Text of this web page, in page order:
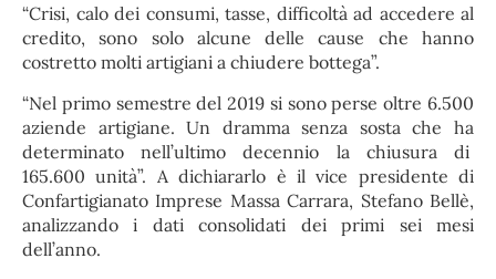
“Crisi, calo dei consumi, tasse, difficoltà ad accedere al
credito, sono solo alcune delle cause che hanno
costretto molti artigiani a chiudere bottega”.
“Nel primo semestre del 2019 si sono perse oltre 6.500
aziende artigiane. Un dramma senza sosta che ha
determinato nell’ultimo decennio la chiusura di
165.600 unità”. A dichiararlo è il vice presidente di
Confartigianato Imprese Massa Carrara, Stefano Bellè,
analizzando i dati consolidati dei primi sei mesi
dell’anno.